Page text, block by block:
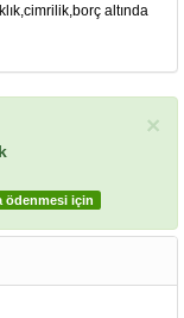
altında
×
ödenmesi için